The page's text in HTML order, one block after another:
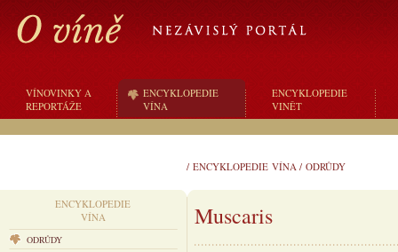
VÍNOVINKY A
REPORTÁŽE
ENCYKLOPEDIE
VÍNA
ENCYKLOPEDIE
VINĚT
/ ENCYKLOPEDIE VÍNA / ODRŮDY
ENCYKLOPEDIE
VÍNA
ODRŮDY
Muscaris